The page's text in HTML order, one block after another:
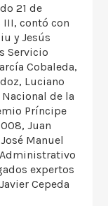
21 de
III, contó con
y Jesús
Servicio
Cobaleda,
Luciano
de la
Príncipe
Juan
Manuel
expertos
Cepeda